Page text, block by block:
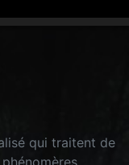
qui traitent de